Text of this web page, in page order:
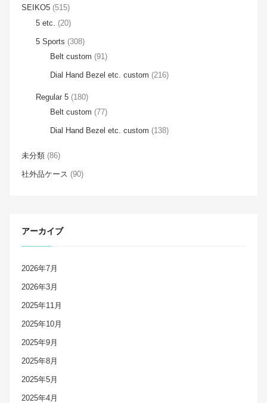
SEIKO5 (515)
5 etc.
(20)
5 Sports (308)
Belt custom (91)
Dial Hand Bezel etc. custom (216)
Regular 5 (180)
Belt custom (77)
Dial Hand Bezel etc. custom (138)
未分類 (86)
社外品ケース (90)
アーカイブ
2026年7月
2026年3月
2025年11月
2025年10月
2025年9月
2025年8月
2025年5月
2025年4月